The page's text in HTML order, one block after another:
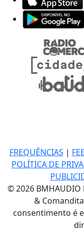
FREQUÊNCIAS |
POLÍTICA DE
© 2026
&
consentimento é